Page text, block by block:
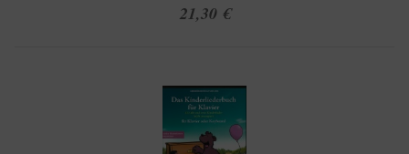
21,30 €